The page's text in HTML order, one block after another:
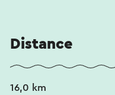
Distance
16,0 km